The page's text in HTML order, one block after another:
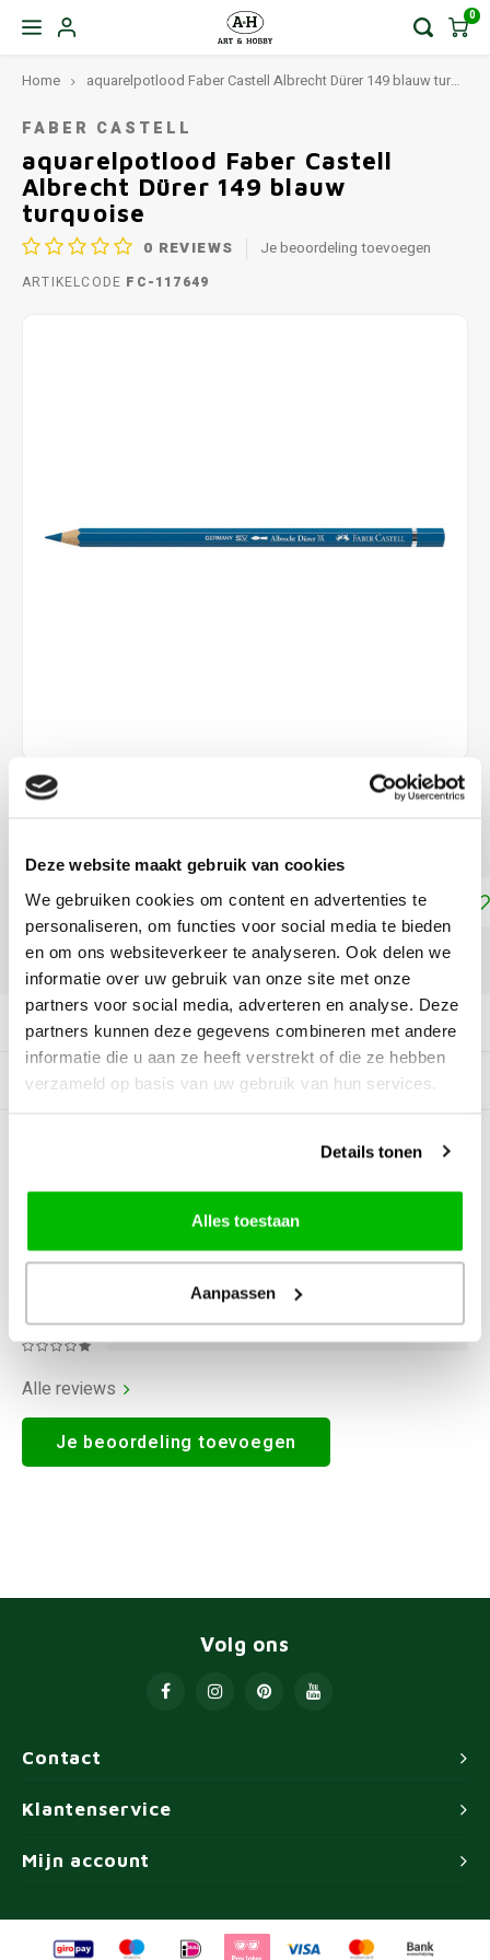
Deze website maakt gebruik van cookies
We gebruiken cookies om content en advertenties te
personaliseren, om functies voor social media te bieden
en om ons websiteverkeer te analyseren. Ook delen we
informatie over uw gebruik van onze site met onze
partners voor social media, adverteren en analyse. Deze
partners kunnen deze gegevens combineren met andere
informatie die u aan ze heeft verstrekt of die ze hebben
verzameld op basis van uw gebruik van hun services.
Details tonen
Alles toestaan
Aanpassen
0
Home aquarelpotlood Faber Castell Albrecht Dürer 149 blauw turquoise
FABER CASTELL
aquarelpotlood Faber Castell
Albrecht Dürer 149 blauw
turquoise
0 REVIEWS Je beoordeling toevoegen
ARTIKELCODE FC-117649
€2,49
Toevoegen aan winkelwagen
DELEN:
Productomschrijving
Gerelateerde producten
Alle reviews
Je beoordeling toevoegen
Contact
Volg ons
Klantenservice
Mijn account